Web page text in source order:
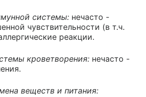
системы: нечасто -
чувствительности (в т.ч.
реакции.
кроветворения: нечасто -
веществ и питания: